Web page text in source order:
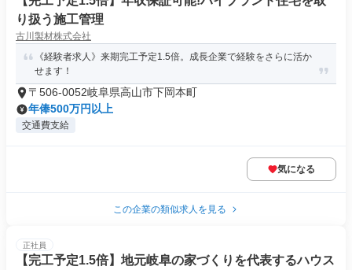
り扱う施工管理
古川製材株式会社
《経験者求人》来期完工予定1.5倍。成長企業で経験をさらに活か
せます！
〒506-0052岐阜県高山市下岡本町
年俸500万円以上
交通費支給
気になる
この企業の類似求人を見る
正社員
【完工予定1.5倍】地元岐阜の家づくりを代表するハウス